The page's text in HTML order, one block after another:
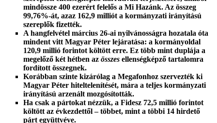
mindössze 400 ezerért felelős a Mi Hazánk. Az összeg
99,76%-át, azaz 162,9 milliót a kormányzati irányítású
szereplők fizették.
A hangfelvétel március 26-ai nyilvánosságra hozatala óta
mindent vitt Magyar Péter lejáratása: a kormányoldal
120,9 millió forintot költött erre. Ez több mint duplája a
megelőző két hétben az összes ellenségképző tartalomra
fordított összegnek.
Korábban szinte kizárólag a Megafonhoz szervezték ki
Magyar Péter hiteltelenítését, mára a teljes kormányzati
irányítású arzenált mozgósították.
Ha csak a pártokat nézzük, a Fidesz 72,5 millió forintot
költött az évkezdettől – többet, mint a többi 14 hirdető
párt együttvéve.